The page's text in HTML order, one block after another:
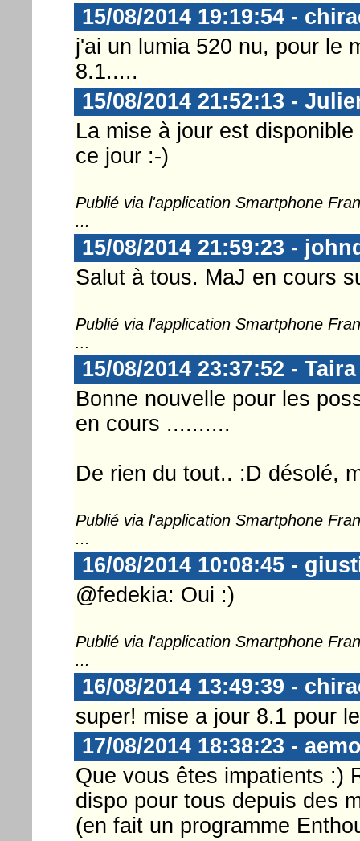
15/08/2014 19:19:54 -
j'ai un lumia 520 nu, pour le
8.1.....
15/08/2014 21:52:13 -
La mise à jour est
ce jour :-)
Publié via l'application Smartphone
...
15/08/2014 21:59:23 -
Salut à tous. MaJ en cours
Publié via l'application Smartphone
...
15/08/2014 23:37:52 - Taira
Bonne nouvelle pour les
en cours ..........
De rien du tout.. :D désolé,
Publié via l'application Smartphone
...
16/08/2014 10:08:45 -
@fedekia: Oui :)
Publié via l'application Smartphone
...
16/08/2014 13:49:39 -
super! mise a jour 8.1 pour
17/08/2014 18:38:23 -
Que vous êtes impatients :)
dispo pour tous depuis des
(en fait un programme